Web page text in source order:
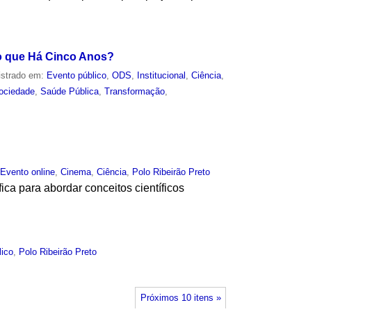
que Há Cinco Anos?
em: Evento público ,ODS Institucional ,Ciência
,Saúde Pública ,Transformação
Evento online ,Cinema ,Ciência Polo Ribeirão Preto
para abordar conceitos científicos
, Polo Ribeirão Preto
Próximos 10 itens »